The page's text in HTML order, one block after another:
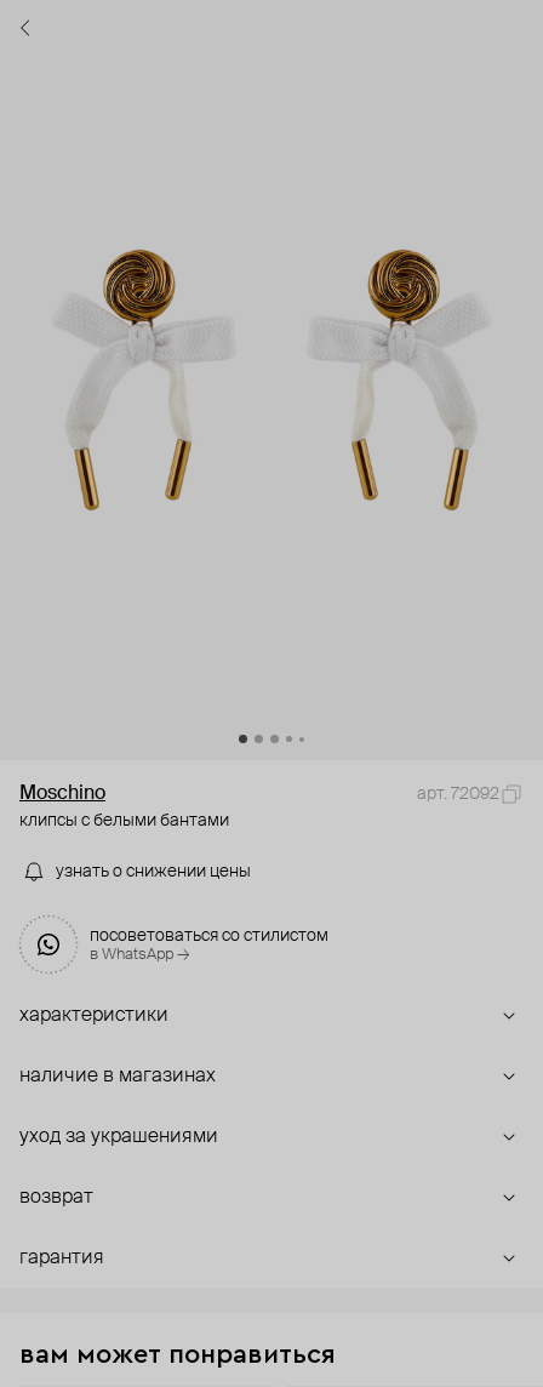
Moschino
арт. 72092
клипсы с белыми бантами
узнать о снижении цены
посоветоваться со стилистом
в WhatsApp →
характеристики
наличие в магазинах
уход за украшениями
возврат
гарантия
вам может понравиться